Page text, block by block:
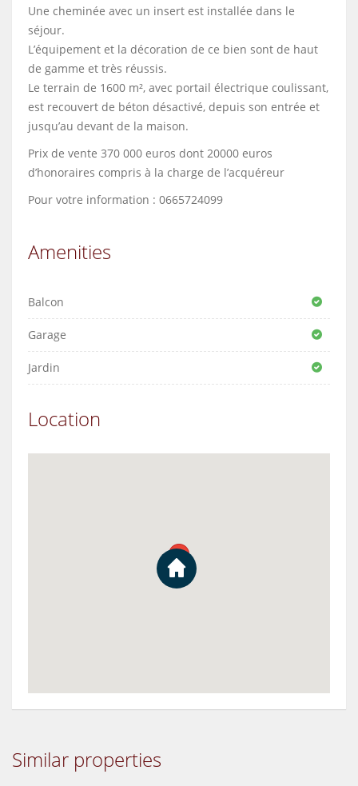
Une cheminée avec un insert est installée dans le
séjour.
L’équipement et la décoration de ce bien sont de haut
de gamme et très réussis.
Le terrain de 1600 m², avec portail électrique coulissant,
est recouvert de béton désactivé, depuis son entrée et
jusqu’au devant de la maison.
Prix de vente 370 000 euros dont 20000 euros
d’honoraires compris à la charge de l’acquéreur
Pour votre information : 0665724099
Amenities
Balcon
Garage
Jardin
Location
Similar properties